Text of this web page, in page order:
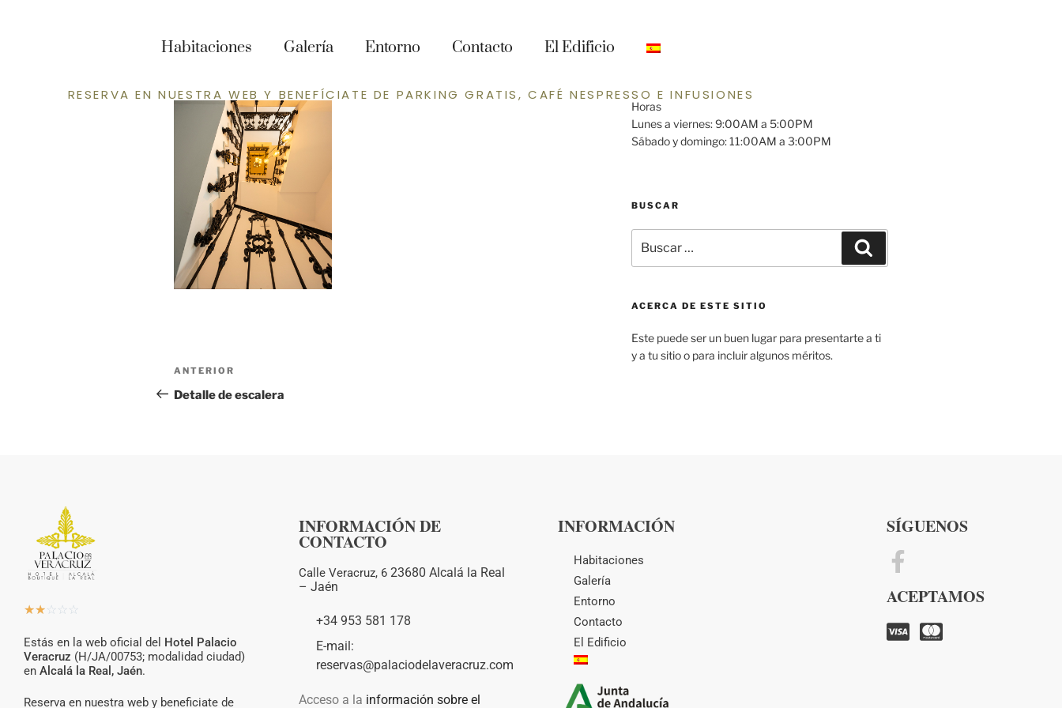
Habitaciones Galería Entorno Contacto El Edificio
RESERVA EN NUESTRA WEB Y BENEFÍCIATE DE PARKING GRATIS, CAFÉ NESPRESSO E INFUSIONES
ANTERIOR
Detalle de escalera
Calle Principal 123
Horas
Lunes a viernes: 9:00AM a 5:00PM
Sábado y domingo: 11:00AM a 3:00PM
BUSCAR
ACERCA DE ESTE SITIO
Este puede ser un buen lugar para presentarte a ti
y a tu sitio o para incluir algunos méritos.
☆☆☆ ☆ ☆
Estás en la web oficial del Hotel Palacio
Veracruz (H/JA/00753; modalidad ciudad)
en Alcalá la Real, Jaén.
Reserva en nuestra web y beneficiate de
INFORMACIÓN DE
CONTACTO
Calle Veracruz, 6 23680 Alcalá la Real
– Jaén
+34 953 581 178
E-mail:
reservas@palaciodelaveracruz.com
Acceso a la información sobre el
INFORMACIÓN
Habitaciones
Galería
Entorno
Contacto
El Edificio
SÍGUENOS
ACEPTAMOS